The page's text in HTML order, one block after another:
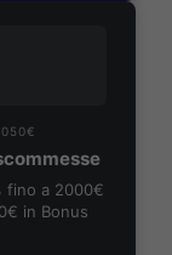
fino a 2000€
in Bonus